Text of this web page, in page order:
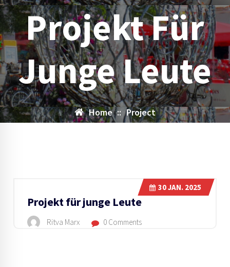
Projekt Für
Junge Leute
Home :: Project
Projekt für junge Leute
30JAN. 2025
Ritva Marx 0 Comments